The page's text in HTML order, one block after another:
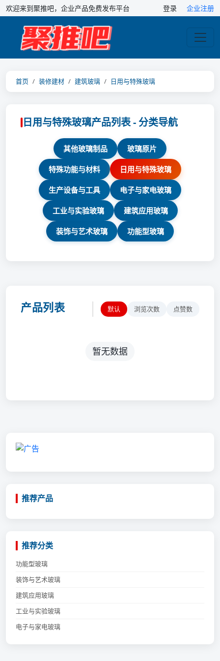
欢迎来到聚推吧，企业产品免费发布平台 登录 企业注册
首页 装修建材 建筑玻璃 日用与特殊玻璃
日用与特殊玻璃产品列表 - 分类导航
其他玻璃制品 玻璃原片
特殊功能与材料 日用与特殊玻璃
生产设备与工具 电子与家电玻璃
工业与实验玻璃 建筑应用玻璃
装饰与艺术玻璃 功能型玻璃
产品列表 默认 浏览次数 点赞数
暂无数据
推荐产品
推荐分类
功能型玻璃
装饰与艺术玻璃
建筑应用玻璃
工业与实验玻璃
电子与家电玻璃